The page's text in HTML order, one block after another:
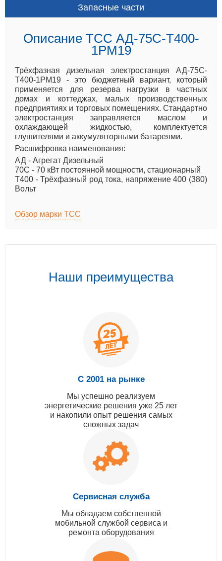
Запасные части
Описание ТСС АД-75С-Т400-
1РМ19
Трёхфазная дизельная электростанция АД-75С-
Т400-1РМ19 - это бюджетный вариант, который
применяется для резерва нагрузки в частных
домах и коттеджах, малых производственных
предприятиях и торговых помещениях. Стандартно
электростанция заправляется маслом и
охлаждающей жидкостью, комплектуется
глушителями и аккумуляторными батареями.
Расшифровка наименования:
АД - Агрегат Дизельный
70С - 70 кВт постоянной мощности, стационарный
Т400 - Трёхфазный род тока, напряжение 400 (380)
Вольт
Обзор марки ТСС
Наши преимущества
С 2001 на рынке
Мы успешно реализуем
энергетические решения уже 25 лет
и накопили опыт решения самых
сложных задач
Сервисная служба
Мы обладаем собственной
мобильной службой сервиса и
ремонта оборудования